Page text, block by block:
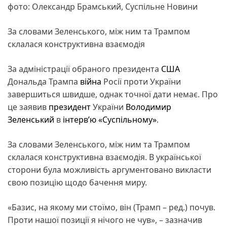
фото: Олександр Брамський, Суспільне Новини
За словами Зеленського, між ним та Трампом
склалася конструктивна взаємодія
За адміністрації обраного президента США
Дональда Трампа війна Росії проти України
завершиться швидше, однак точної дати немає. Про
це заявив президентУкраїни Володимир
Зеленський в інтерв’ю «Суспільному».
За словами Зеленського, між ним та Трампом
склалася конструктивна взаємодія. В української
сторони була можливість аргументовано викласти
свою позицію щодо бачення миру.
«Базис, на якому ми стоїмо, він (Трамп – ред.) почув.
Проти нашої позиції я нічого не чув», – зазначив